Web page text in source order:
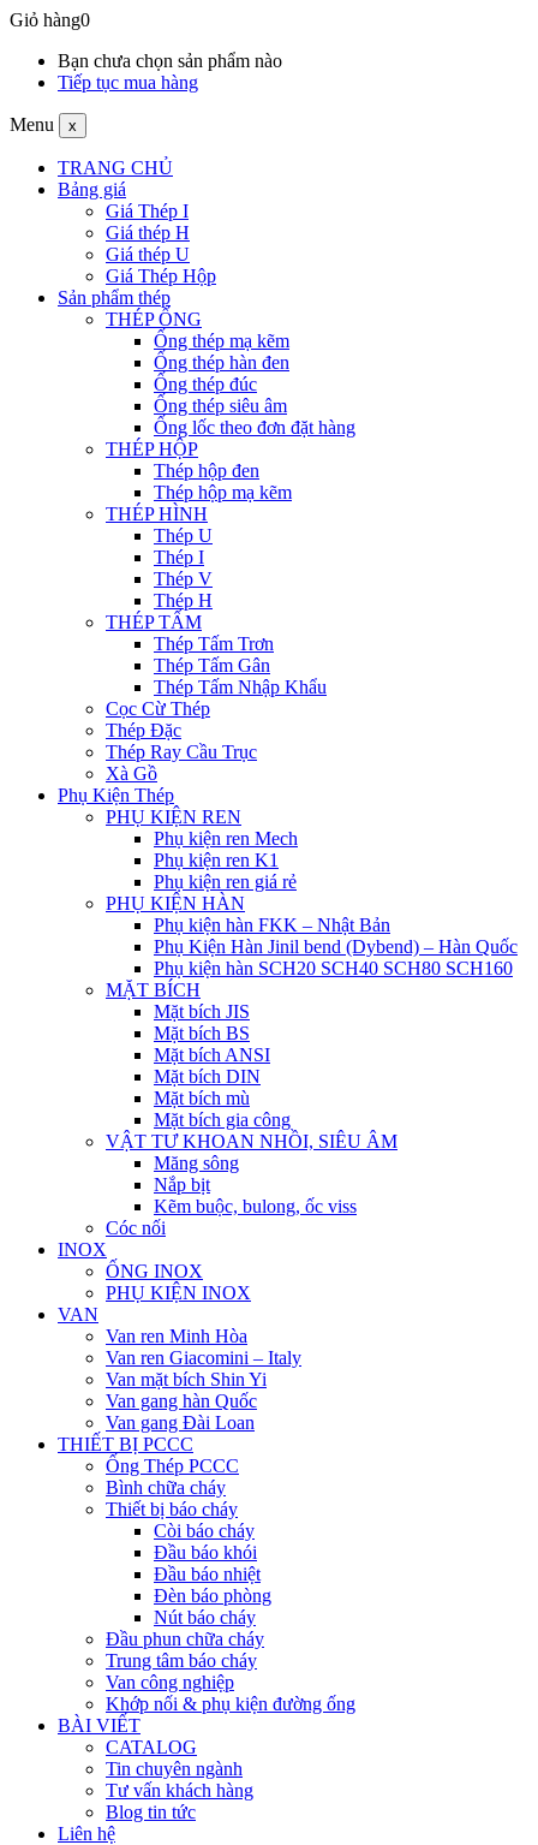
Giỏ hàng0
Bạn chưa chọn sản phẩm nào
Tiếp tục mua hàng
Menu x
TRANG CHỦ
Bảng giá
Giá Thép I
Giá thép H
Giá thép U
Giá Thép Hộp
Sản phẩm thép
THÉP ỐNG
Ống thép mạ kẽm
Ống thép hàn đen
Ống thép đúc
Ống thép siêu âm
Ống lốc theo đơn đặt hàng
THÉP HỘP
Thép hộp đen
Thép hộp mạ kẽm
THÉP HÌNH
Thép U
Thép I
Thép V
Thép H
THÉP TẤM
Thép Tấm Trơn
Thép Tấm Gân
Thép Tấm Nhập Khẩu
Cọc Cừ Thép
Thép Đặc
Thép Ray Cầu Trục
Xà Gồ
Phụ Kiện Thép
PHỤ KIỆN REN
Phụ kiện ren Mech
Phụ kiện ren K1
Phụ kiện ren giá rẻ
PHỤ KIỆN HÀN
Phụ kiện hàn FKK – Nhật Bản
Phụ Kiện Hàn Jinil bend (Dybend) – Hàn Quốc
Phụ kiện hàn SCH20 SCH40 SCH80 SCH160
MẶT BÍCH
Mặt bích JIS
Mặt bích BS
Mặt bích ANSI
Mặt bích DIN
Mặt bích mù
Mặt bích gia công
VẬT TƯ KHOAN NHỒI, SIÊU ÂM
Măng sông
Nắp bịt
Kẽm buộc, bulong, ốc viss
Cóc nối
INOX
ỐNG INOX
PHỤ KIỆN INOX
VAN
Van ren Minh Hòa
Van ren Giacomini – Italy
Van mặt bích Shin Yi
Van gang hàn Quốc
Van gang Đài Loan
THIẾT BỊ PCCC
Ống Thép PCCC
Bình chữa cháy
Thiết bị báo cháy
Còi báo cháy
Đầu báo khói
Đầu báo nhiệt
Đèn báo phòng
Nút báo cháy
Đầu phun chữa cháy
Trung tâm báo cháy
Van công nghiệp
Khớp nối & phụ kiện đường ống
BÀI VIẾT
CATALOG
Tin chuyên ngành
Tư vấn khách hàng
Blog tin tức
Liên hệ